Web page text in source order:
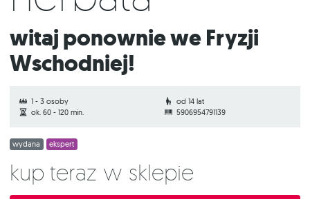
Witaj ponownie we Fryzji
Wschodniej!
1 - 3 osoby
od 14 lat
ok. 60 - 120 min.
5906954791139
wydana ekspert
Kup teraz w sklepie